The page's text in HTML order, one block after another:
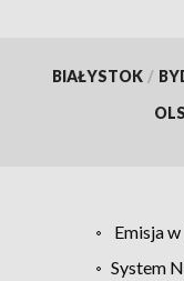
BIAŁYSTOK /
Emisja
System